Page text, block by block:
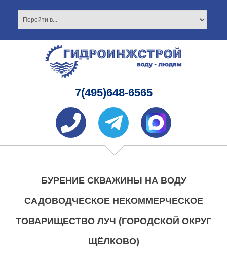
7(495)648-6565
БУРЕНИЕ СКВАЖИНЫ НА ВОДУ
САДОВОДЧЕСКОЕ НЕКОММЕРЧЕСКОЕ
ТОВАРИЩЕСТВО ЛУЧ (ГОРОДСКОЙ ОКРУГ
ЩЁЛКОВО)